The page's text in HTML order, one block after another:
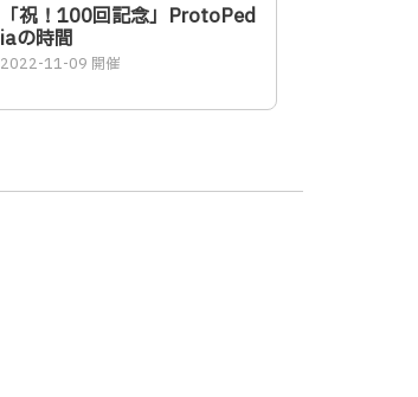
「祝！100回記念」ProtoPed
iaの時間
2022-11-09 開催